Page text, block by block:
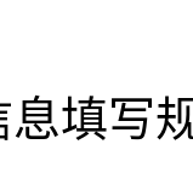
填写